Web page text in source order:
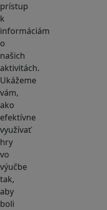
prístup
k
informáciám
o
našich
aktivitách.
Ukážeme
vám,
ako
efektívne
využívať
hry
vo
výučbe
tak,
aby
boli